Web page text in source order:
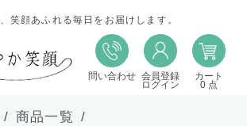
笑顔あふれる毎日をお届けします。
問い合わせ 会員登録
ログイン
カート
0 点
商品一覧